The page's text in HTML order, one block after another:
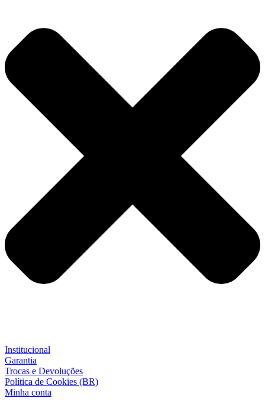
Institucional
Garantia
Trocas e Devoluções
Política de Cookies (BR)
Minha conta